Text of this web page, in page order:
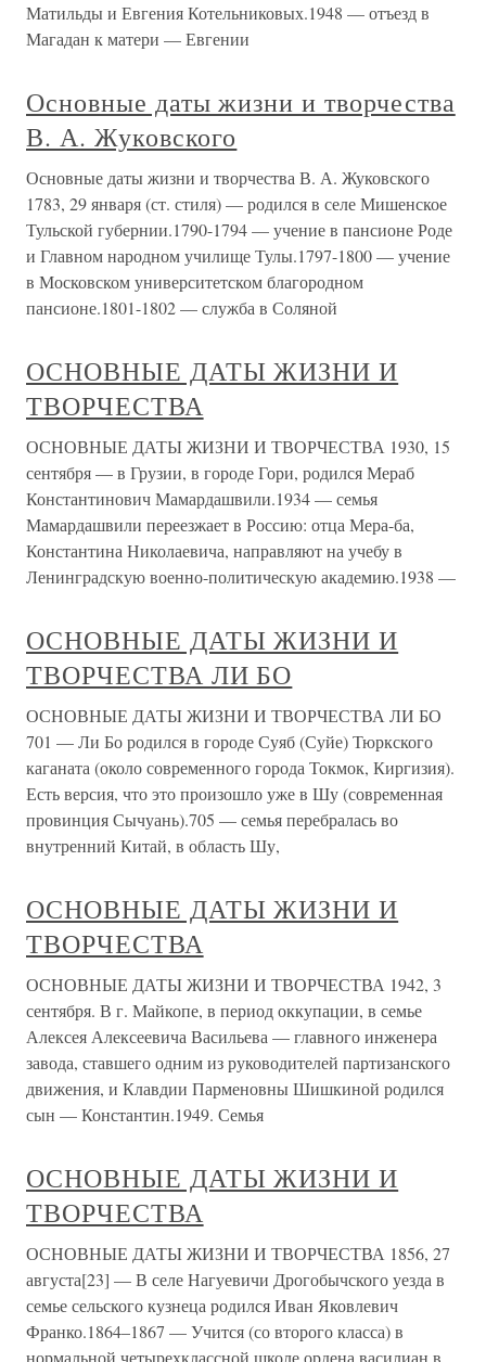
Матильды и Евгения Котельниковых.1948 — отъезд в
Магадан к матери — Евгении
Основные даты жизни и творчества
В. А. Жуковского
Основные даты жизни и творчества В. А. Жуковского
1783, 29 января (ст. стиля) — родился в селе Мишенское
Тульской губернии.1790-1794 — учение в пансионе Роде
и Главном народном училище Тулы.1797-1800 — учение
в Московском университетском благородном
пансионе.1801-1802 — служба в Соляной
ОСНОВНЫЕ ДАТЫ ЖИЗНИ И
ТВОРЧЕСТВА
ОСНОВНЫЕ ДАТЫ ЖИЗНИ И ТВОРЧЕСТВА 1930, 15
сентября — в Грузии, в городе Гори, родился Мераб
Константинович Мамардашвили.1934 — семья
Мамардашвили переезжает в Россию: отца Мера-ба,
Константина Николаевича, направляют на учебу в
Ленинградскую военно-политическую академию.1938 —
ОСНОВНЫЕ ДАТЫ ЖИЗНИ И
ТВОРЧЕСТВА ЛИ БО
ОСНОВНЫЕ ДАТЫ ЖИЗНИ И ТВОРЧЕСТВА ЛИ БО
701 — Ли Бо родился в городе Суяб (Суйе) Тюркского
каганата (около современного города Токмок, Киргизия).
Есть версия, что это произошло уже в Шу (современная
провинция Сычуань).705 — семья перебралась во
внутренний Китай, в область Шу,
ОСНОВНЫЕ ДАТЫ ЖИЗНИ И
ТВОРЧЕСТВА
ОСНОВНЫЕ ДАТЫ ЖИЗНИ И ТВОРЧЕСТВА 1942, 3
сентября. В г. Майкопе, в период оккупации, в семье
Алексея Алексеевича Васильева — главного инженера
завода, ставшего одним из руководителей партизанского
движения, и Клавдии Парменовны Шишкиной родился
сын — Константин.1949. Семья
ОСНОВНЫЕ ДАТЫ ЖИЗНИ И
ТВОРЧЕСТВА
ОСНОВНЫЕ ДАТЫ ЖИЗНИ И ТВОРЧЕСТВА 1856, 27
августа[23] — В селе Нагуевичи Дрогобычского уезда в
семье сельского кузнеца родился Иван Яковлевич
Франко.1864–1867 — Учится (со второго класса) в
нормальной четырехклассной школе ордена василиан в